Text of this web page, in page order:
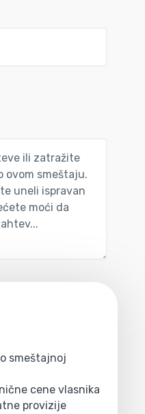
smeštajnoj
cene vlasnika
provizije